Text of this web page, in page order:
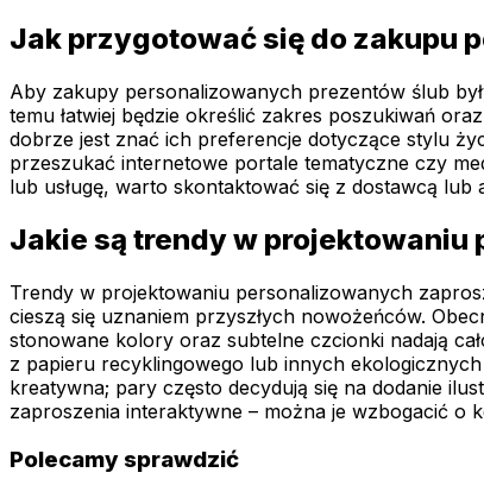
Jak przygotować się do zakupu
Aby zakupy personalizowanych prezentów ślub
temu łatwiej będzie określić zakres poszukiwań
dobrze jest znać ich preferencje dotyczące stylu
przeszukać internetowe portale tematyczne czy
lub usługę, warto skontaktować się z dostawcą
Jakie są trendy w
Trendy w projektowaniu personalizowanych
cieszą się uznaniem przyszłych nowożeńców.
stonowane kolory oraz subtelne czcionki nadają
z papieru recyklingowego lub innych
kreatywna; pary często decydują się na dodanie
zaproszenia interaktywne – można je wzbogacić o
Polecamy sprawdzić